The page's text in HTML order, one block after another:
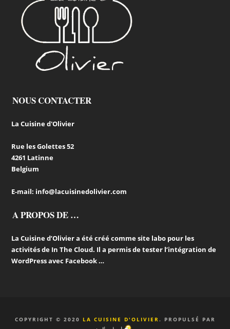
NOUS CONTACTER
La Cuisine d'Olivier
Rue les Golettes 52
4261 Latinne
Belgium
E-mail: info@lacuisinedolivier.com
A PROPOS DE …
La Cuisine d’Olivier a été créé comme site labo pour les
activités de In The Cloud. Il a permis de tester l’intégration de
WordPress avec Facebook …
COPYRIGHT © 2020 LA CUISINE D'OLIVIER. PROPULSÉ PAR